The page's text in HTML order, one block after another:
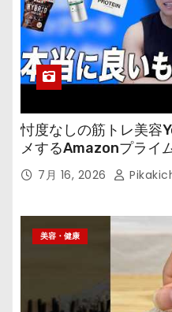
忖度なしの筋トレ美容
メするAmazonプライ
の 7月 16, 2026
美容・健康